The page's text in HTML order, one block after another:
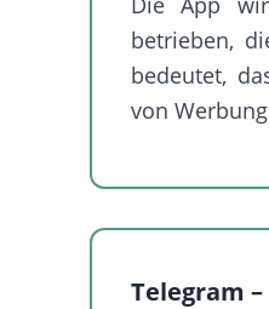
betrieben,
bedeutet,
von
Telegram